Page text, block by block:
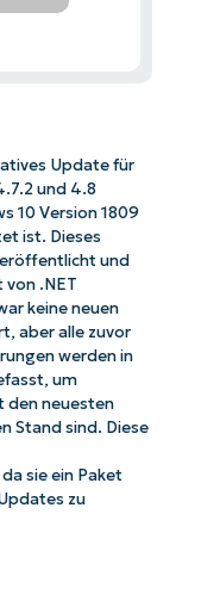
Update für
und 4.8
10 Version 1809
ist. Dieses
und
von .NET
keine neuen
aber alle zuvor
werden in
um
den neuesten
Stand sind. Diese
sie ein Paket
zu